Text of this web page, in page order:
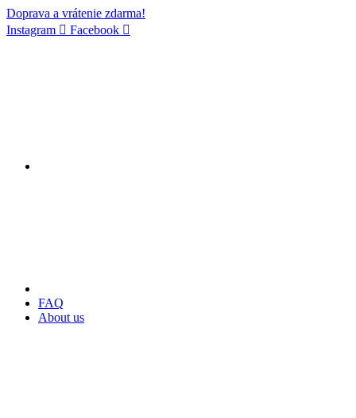
Doprava a vrátenie zdarma!
Instagram
Facebook
FAQ
About us